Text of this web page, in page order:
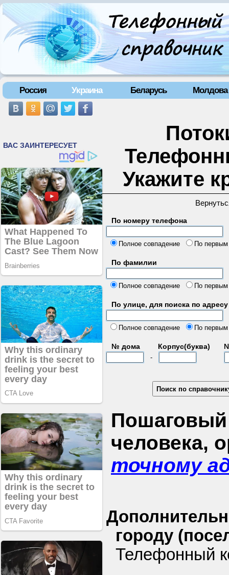
Россия Украина Беларусь Молдова
Укажите
По номеру телефона
Полное совпадение
По
По фамилии
Полное совпадение По
По улице, для поиска по адресу
Полное совпадение
По
№ дома Корпус(буква)
-
Пошаговый
человека,
точному
городу
Телефонный